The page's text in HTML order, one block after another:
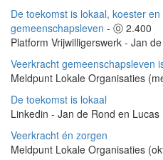
De toekomst is lokaal, koester
gemeenschapsleven - ⓞ 2.400
Platform Vrijwilligerswerk - Jan
Veerkracht gemeenschapsleven
Meldpunt Lokale Organisaties
De toekomst is lokaal
Linkedin - Jan de Rond en
Veerkracht én zorgen
Meldpunt Lokale Organisaties